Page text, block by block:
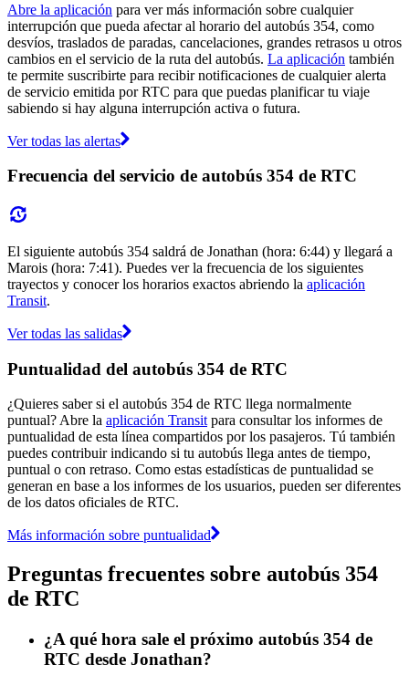
Abre la aplicación para ver más información sobre cualquier
interrupción que pueda afectar al horario del autobús 354, como
desvíos, traslados de paradas, cancelaciones, grandes retrasos u otros
cambios en el servicio de la ruta del autobús. La aplicación también
te permite suscribirte para recibir notificaciones de cualquier alerta
de servicio emitida por RTC para que puedas planificar tu viaje
sabiendo si hay alguna interrupción activa o futura.
Ver todas las alertas
Frecuencia del servicio de autobús 354 de RTC
El siguiente autobús 354 saldrá de Jonathan (hora: 6:44) y llegará a
Marois (hora: 7:41). Puedes ver la frecuencia de los siguientes
trayectos y conocer los horarios exactos abriendo la aplicación
Transit.
Ver todas las salidas
Puntualidad del autobús 354 de RTC
¿Quieres saber si el autobús 354 de RTC llega normalmente
puntual? Abre la aplicación Transitpara consultar los informes de
puntualidad de esta línea compartidos por los pasajeros. Tú también
puedes contribuir indicando si tu autobús llega antes de tiempo,
puntual o con retraso. Como estas estadísticas de puntualidad se
generan en base a los informes de los usuarios, pueden ser diferentes
de los datos oficiales de RTC.
Más información sobre puntualidad
Preguntas frecuentes sobre autobús 354
de RTC
¿A qué hora sale el próximo autobús 354 de
RTC desde Jonathan?